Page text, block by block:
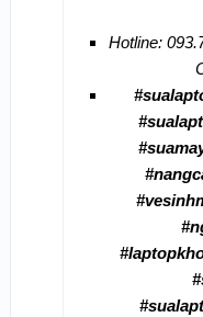
Hotline: